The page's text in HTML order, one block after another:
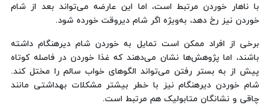
با ناهار خوردن مرتبط است، اما این عارضه می‌تواند بعد از شام
خوردن نیز رخ دهد، به‌ویژه اگر شام دیروقت خورده شود.
برخی از افراد ممکن است تمایل به خوردن شام دیرهنگام داشته
باشند، اما پژوهش‌ها نشان می‌دهند که غذا خوردن در فاصله کوتاه
پیش از به بستر رفتن می‌تواند الگوهای خواب سالم را مختل کند.
شام خوردن دیرهنگام نیز با خطر بیشتر مشکلات بهداشتی مانند
چاقی و نشانگان متابولیک هم مرتبط است.